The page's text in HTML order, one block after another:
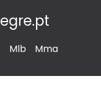
Mlb Mma